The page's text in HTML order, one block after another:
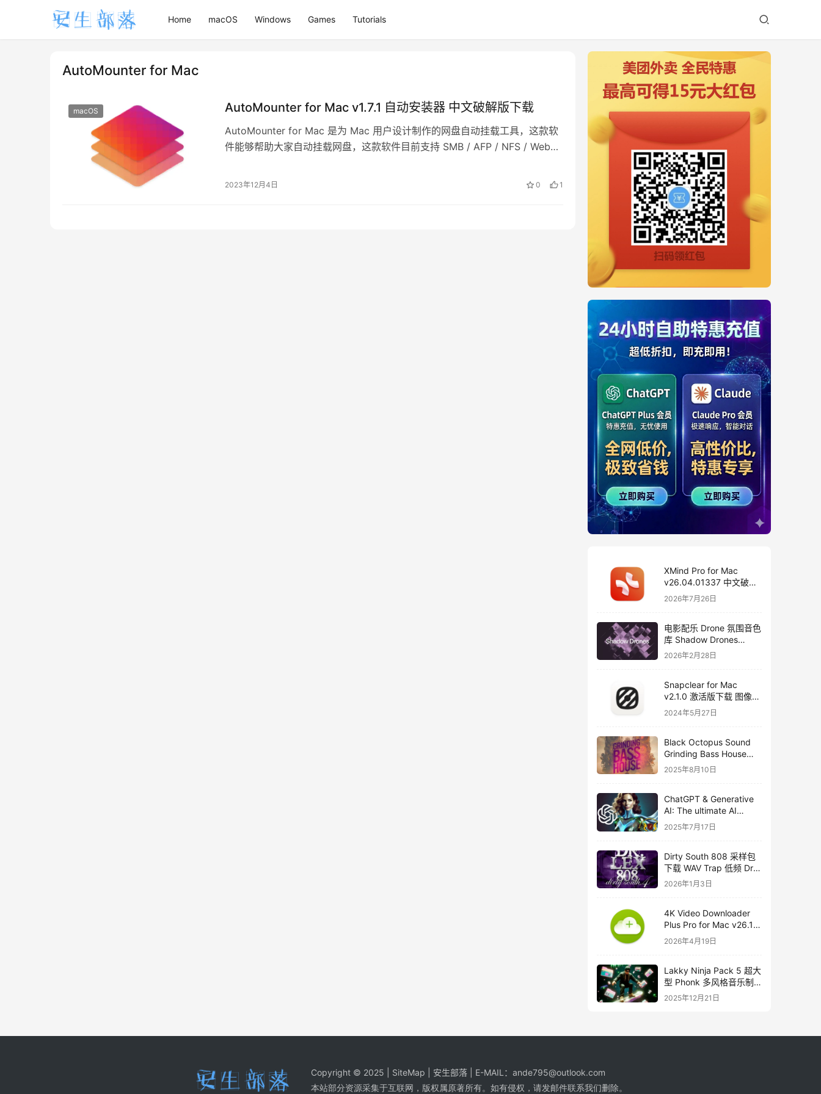
Home macOS Windows Games Tutorials
AutoMounter for Mac
macOS AutoMounter for Mac v1.7.1 自动安装器 中文破解版下载
AutoMounter for Mac 是为 Mac 用户设计制作的网盘自动挂载工具，这款软
件能够帮助大家自动挂载网盘，这款软件目前支持 SMB / AFP / NFS / Web…
2023年12月4日 0 1
XMind Pro for Mac
v26.04.01337 中文破解
版下载 思维导图软件
2026年7月26日
电影配乐 Drone 氛围音色
库 Shadow Drones
Kontakt 采样库下载
2026年2月28日
Snapclear for Mac
v2.1.0 激活版下载 图像背
景删除软件
2024年5月27日
Black Octopus Sound
Grinding Bass House
WAV XFER RECORDS
2025年8月10日
ChatGPT & Generative
AI: The ultimate AI
course
2025年7月17日
Dirty South 808 采样包
下载 WAV Trap 低频 Dr
Lex 808 音色合集
2026年1月3日
4K Video Downloader
Plus Pro for Mac v26.1
中文破解版下载
2026年4月19日
Lakky Ninja Pack 5 超大
型 Phonk 多风格音乐制
作音源套装
2025年12月21日
Copyright © 2025 | SiteMap | 安生部落 | E-MAIL： ande795@outlook.com
本站部分资源采集于互联网，版权属原著所有。如有侵权，请发邮件联系我们删除。